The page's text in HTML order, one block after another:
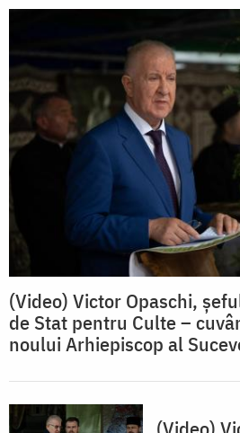
(Video) Victor Opaschi,
de Stat pentru Culte –
noului Arhiepiscop al